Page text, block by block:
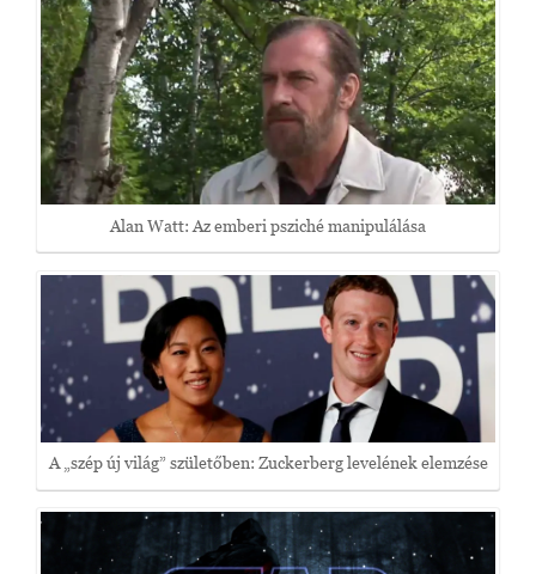
Alan Watt: Az emberi psziché manipulálása
A „szép új világ” születőben: Zuckerberg levelének elemzése